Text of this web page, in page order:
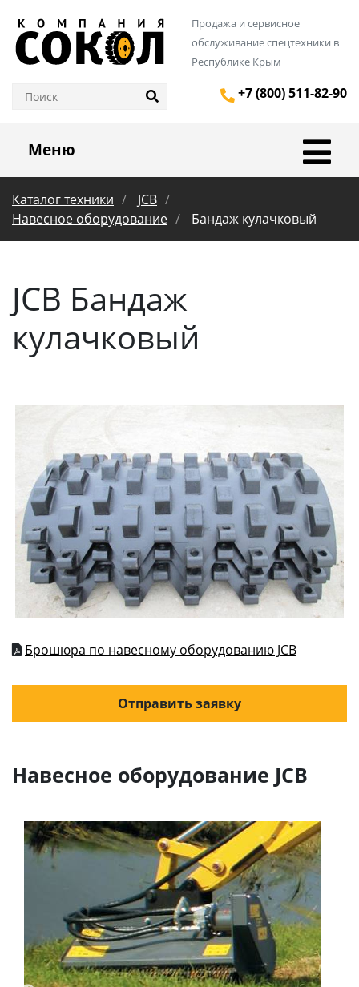
Продажа и сервисное
обслуживание спецтехники в
Республике Крым
+7 (800) 511-82-90
Меню
Каталог техники
JCB
Навесное оборудование
Бандаж кулачковый
JCB Бандаж
кулачковый
Брошюра по навесному оборудованию JCB
Отправить заявку
Навесное оборудование JCB